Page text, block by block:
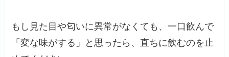
もし見た目や匂いに異常がなくても、一口飲んで
「変な味がする」と思ったら、直ちに飲むのを止